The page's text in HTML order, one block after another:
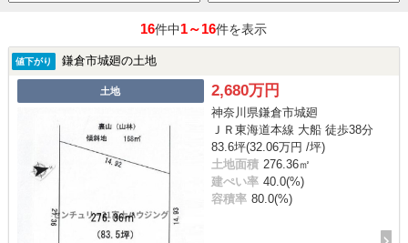
16件中1～16件を表示
値下がり 鎌倉市城廻の土地
土地 2,680万円
神奈川県鎌倉市城廻
ＪＲ東海道本線 大船 徒歩38分
83.6坪(32.06万円 /坪)
土地面積 276.36㎡
建ぺい率 40.0(%)
容積率 80.0(%)